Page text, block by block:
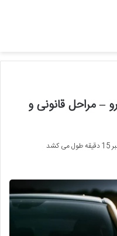
– مراحل قانونی و